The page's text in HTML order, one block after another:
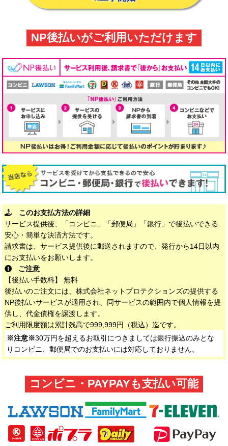
NP後払いがご利用いただけます
このお支払方法の詳細
サービス提供後、「コンビニ」「郵便局」「銀行」で後払いできる
安心・簡単な決済方法です。
請求書は、サービス提供後に郵送されますので、発行から14日以内
にお支払いをお願いします。
ご注意
【後払い手数料】 無料
後払いのご注文には、株式会社ネットプロテクションズの提供する
NP後払いサービスが適用され、同サービスの範囲内で個人情報を提
供し、代金債権を譲渡します。
ご利用限度額は累計残高で999,999円（税込）迄です。
※注意※30万円を超えるお取引につきましては銀行振込のみとな
りコンビニ、郵便局でのお支払いには対応しておりません。
コンビニ・PAYPAYも支払い可能